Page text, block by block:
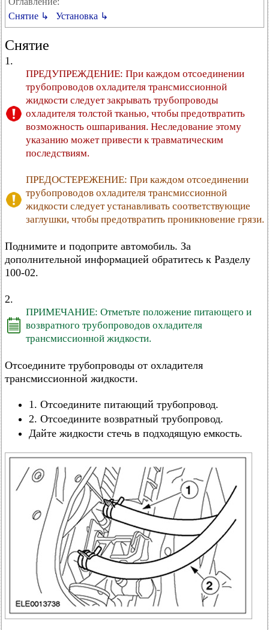
Снятие ↳
Установка ↳
Снятие
1.
ПРЕДУПРЕЖДЕНИЕ: При каждом отсоединении
трубопроводов охладителя трансмиссионной
жидкости следует закрывать трубопроводы
охладителя толстой тканью, чтобы предотвратить
возможность ошпаривания. Неследование этому
указанию может привести к травматическим
последствиям.
ПРЕДОСТЕРЕЖЕНИЕ: При каждом отсоединении
трубопроводов охладителя трансмиссионной
жидкости следует устанавливать соответствующие
заглушки, чтобы предотвратить проникновение грязи.
Поднимите и подоприте автомобиль. За
дополнительной информацией обратитесь к Разделу
100-02.
2.
ПРИМЕЧАНИЕ: Отметьте положение питающего и
возвратного трубопроводов охладителя
трансмиссионной жидкости.
Отсоедините трубопроводы от охладителя
трансмиссионной жидкости.
1. Отсоедините питающий трубопровод.
2. Отсоедините возвратный трубопровод.
Дайте жидкости стечь в подходящую емкость.